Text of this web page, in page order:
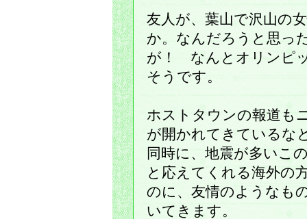
友人が、葉山で沢山の
か。なんだろうと思っ
が！ なんとオリンピ
そうです。
ホストタウンの報道も
が開かれてきているな
同時に、地震が多い
と応えてくれる海外の
のに、友情のようなも
いてきます。